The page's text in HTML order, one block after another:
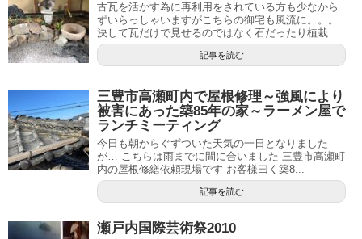
古瓦を活かす為に再利用をされている方も少なから
ずいらっしゃいますがこちらの御宅も風流に。。。
決して瓦だけで見せるのではなく石だったり植栽...
記事を読む
三豊市高瀬町内で屋根修理～強風により
被害にあった築85年の家～ラーメン屋で
ランチミーティング
今日も朝からぐずついた天気の一日となりました
が… こちらは雨までに間に合いました 三豊市高瀬町
内の屋根修繕依頼現場です お客様曰く築8...
記事を読む
瀬戸内国際芸術祭2010